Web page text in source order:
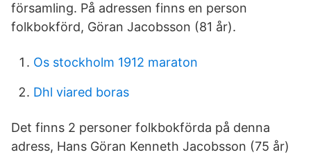
församling. På adressen finns en person
folkbokförd, Göran Jacobsson (81 år).
Os stockholm 1912 maraton
Dhl viared boras
Det finns 2 personer folkbokförda på denna
adress, Hans Göran Kenneth Jacobsson (75 år)